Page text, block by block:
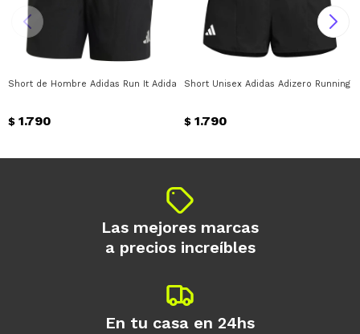
Short de Hombre Adidas Run It Adidas - Negro
$ 1.790
Short Unisex Adidas Adizero Running
$ 1.790
Las mejores marcas
a precios increíbles
En tu casa en 24hs